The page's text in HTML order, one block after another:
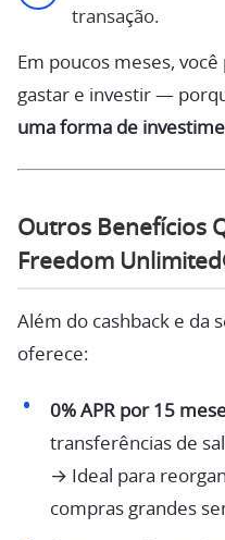
transação.
Em poucos meses,
gastar e investir —
uma forma de
Outros Benefícios
Freedom
Além do cashback e da
oferece:
0% APR por 15
transferências de
→ Ideal para
compras grandes